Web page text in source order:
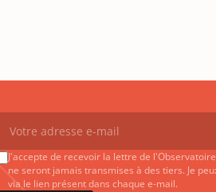
J'accepte de recevoir la lettre de
ne seront jamais transmises à des tiers. Je
via le lien présent dans chaque e-mail.